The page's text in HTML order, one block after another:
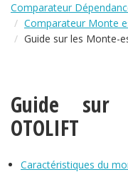
Comparateur
Comparateur Monte
Guide sur les Monte-
Guide sur
OTOLIFT
Caractéristiques du